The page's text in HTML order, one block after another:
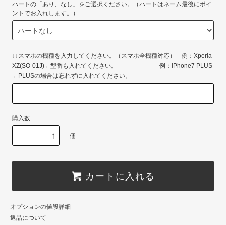
ハートの「あり、なし」をご選択ください。（ハートはネーム最後にポイ
ントでお入れします。）
↓↓スマホの機種を入力してください。（スマホ全機種対応） 例：Xperia
XZ(SO-01J)←型番も入れてください。 例：iPhone7 PLUS
←PLUSの場合は忘れずに入れてください。
購入数
個
カートに入れる
オプションの値段詳細
返品について